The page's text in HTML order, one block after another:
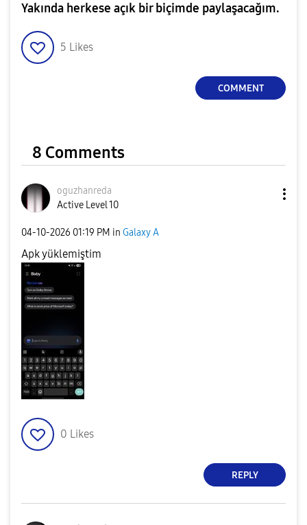
Yakında herkese açık bir biçimde paylaşacağım.
5 Likes
COMMENT
8 Comments
oguzhanreda
Active Level 10
‎04-10-2026 01:19 PM in Galaxy A
Apk yüklemiştim
0 Likes
REPLY